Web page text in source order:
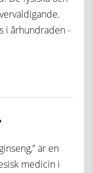
i århundraden -
är en
medicin i